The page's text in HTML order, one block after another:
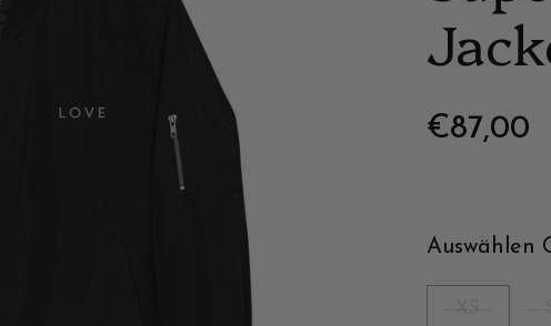
€87,00
Auswählen
XS